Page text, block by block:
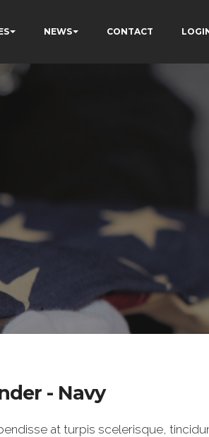
NEWS CONTACT
- Navy
at turpis scelerisque,